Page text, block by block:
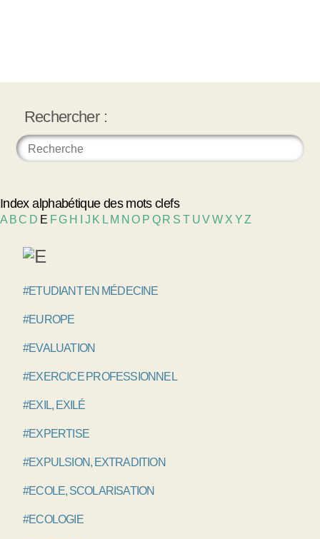
Rechercher :
Index alphabétique des mots clefs
A BC D E FG H J K L M NO P Q R S T UVW X YZ
#ETUDIANT EN MÉDECINE
#EUROPE
#EVALUATION
#EXERCICE PROFESSIONNEL
#EXIL, EXILÉ
#EXPERTISE
#EXPULSION, EXTRADITION
#ECOLE, SCOLARISATION
#ECOLOGIE